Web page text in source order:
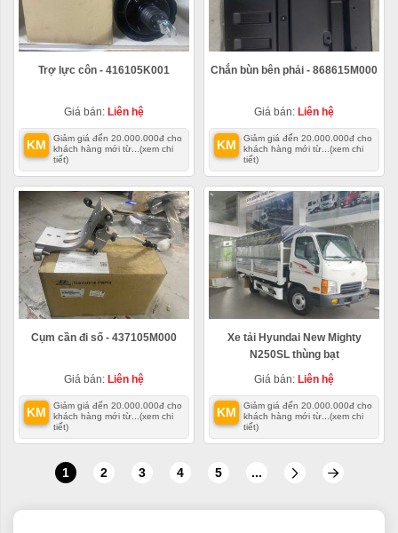
Trợ lực côn - 416105K001
Giá bán: Liên hệ
KM
Giảm giá đến 20.000.000đ cho
khách hàng mới từ... (xem chi
tiết)
Chắn bùn bên phải - 868615M000
Giá bán: Liên hệ
KM
Giảm giá đến 20.000.000đ cho
khách hàng mới từ... (xem chi
tiết)
Cụm cần đi số - 437105M000
Giá bán: Liên hệ
KM
Giảm giá đến 20.000.000đ cho
khách hàng mới từ... (xem chi
tiết)
Xe tải Hyundai New Mighty
N250SL thùng bạt
Giá bán: Liên hệ
KM
Giảm giá đến 20.000.000đ cho
khách hàng mới từ... (xem chi
tiết)
1 2 3 4 5 ...